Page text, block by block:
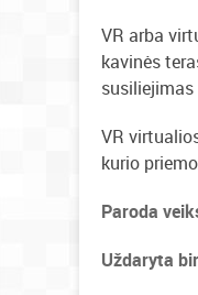
VR arba
kavinės
susiliejimas
VR
kurio
Paroda
Uždaryta